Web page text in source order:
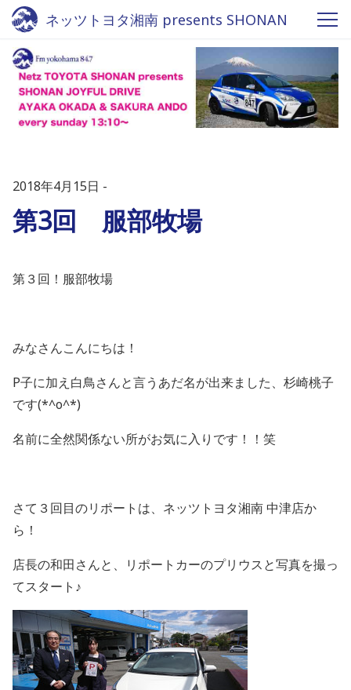
ネッツトヨタ湘南 presents SHONAN
JOYFUL DRIVE - Fm yokohama 84.7
2018年4月15日
第3回 服部牧場
第３回！服部牧場
みなさんこんにちは！
P子に加え白鳥さんと言うあだ名が出来ました、杉崎桃子
です(*^o^*)
名前に全然関係ない所がお気に入りです！！笑
さて３回目のリポートは、ネッツトヨタ湘南 中津店か
ら！
店長の和田さんと、リポートカーのプリウスと写真を撮っ
てスタート♪